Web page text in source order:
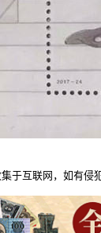
于互联网，如有侵